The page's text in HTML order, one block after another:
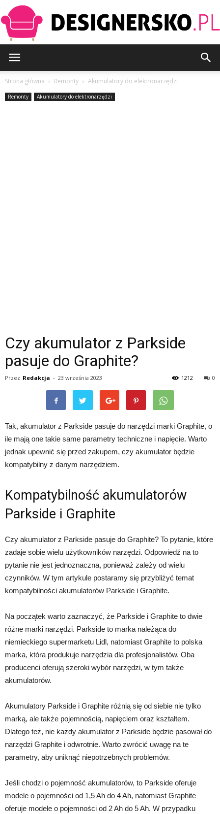
Strona główna Remonty Akumulatory do elektronarzędzi
Remonty Akumulatory do elektronarzędzi
Czy akumulator z Parkside
pasuje do Graphite?
Przez Redakcja - 23 września 2023 0
1212
Tak, akumulator z Parkside pasuje do narzędzi marki Graphite, o
ile mają one takie same parametry techniczne i napięcie. Warto
jednak upewnić się przed zakupem, czy akumulator będzie
kompatybilny z danym narzędziem.
Kompatybilność akumulatorów
Parkside i Graphite
Czy akumulator z Parkside pasuje do Graphite? To pytanie, które
zadaje sobie wielu użytkowników narzędzi. Odpowiedź na to
pytanie nie jest jednoznaczna, ponieważ zależy od wielu
czynników. W tym artykule postaramy się przybliżyć temat
kompatybilności akumulatorów Parkside i Graphite.
Na początek warto zaznaczyć, że Parkside i Graphite to dwie
różne marki narzędzi. Parkside to marka należąca do
niemieckiego supermarketu Lidl, natomiast Graphite to polska
marka, która produkuje narzędzia dla profesjonalistów. Oba
producenci oferują szeroki wybór narzędzi, w tym także
akumulatorów.
Akumulatory Parkside i Graphite różnią się od siebie nie tylko
marką, ale także pojemnością, napięciem oraz kształtem.
Dlatego też, nie każdy akumulator z Parkside będzie pasował do
narzędzi Graphite i odwrotnie. Warto zwrócić uwagę na te
parametry, aby uniknąć niepotrzebnych problemów.
Jeśli chodzi o pojemność akumulatorów, to Parkside oferuje
modele o pojemności od 1,5 Ah do 4 Ah, natomiast Graphite
oferuje modele o pojemności od 2 Ah do 5 Ah. W przypadku